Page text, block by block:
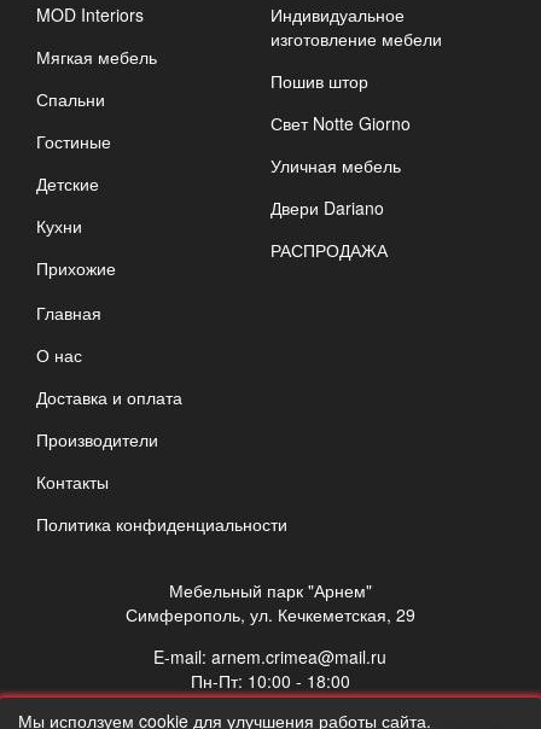
MOD Interiors
Мягкая мебель
Спальни
Гостиные
Детские
Кухни
Прихожие
Индивидуальное
изготовление мебели
Пошив штор
Свет Notte Giorno
Уличная мебель
Двери Dariano
РАСПРОДАЖА
Главная
О нас
Доставка и оплата
Производители
Контакты
Политика конфиденциальности
Мебельный парк "Арнем"
Симферополь, ул. Кечкеметская, 29
E-mail:arnem.crimea@mail.ru
Пн-Пт: 10:00 - 18:00
Сб: 10:00 - 17:00
Мы исползуем cookie для улучшения работы сайта.